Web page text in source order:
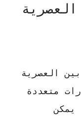
العصرية
متعددة
يمكن